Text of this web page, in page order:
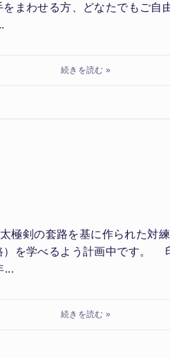
まわせる方、どなたでもご自
極剣の套路を基に作られた対
）を学べるよう計画中です。
...